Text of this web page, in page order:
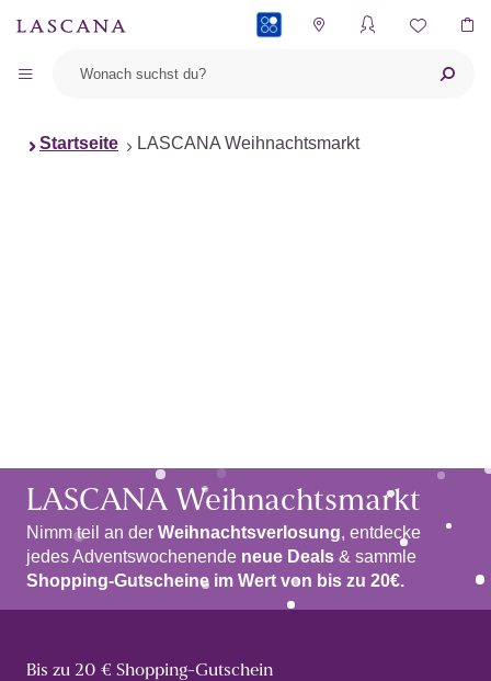
Startseite LASCANA Weihnachtsmarkt
LASCANA Weihnachtsmarkt
Nimm teil an der Weihnachtsverlosung, entdecke
jedes Adventswochenende neue Deals & sammle
Shopping-Gutscheine im Wert von bis zu 20€.
Bis zu 20 € Shopping-Gutschein